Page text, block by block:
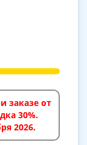
заказе от
30%.
2026.